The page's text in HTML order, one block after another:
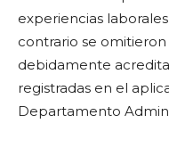
experiencias
contrario se
debidamente
registradas en el
Departamento